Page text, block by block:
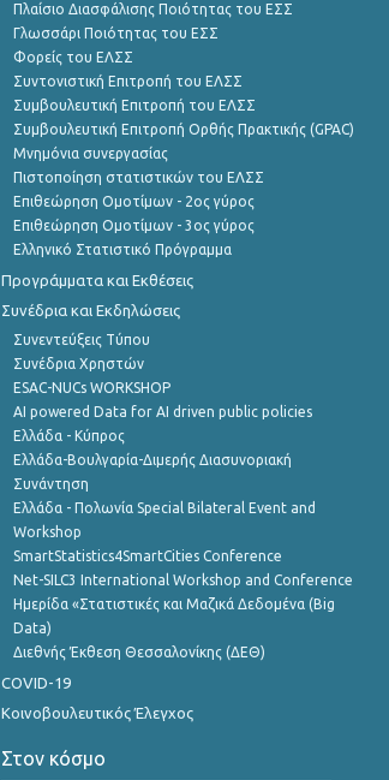
Πλαίσιο Διασφάλισης Ποιότητας του ΕΣΣ
Γλωσσάρι Ποιότητας του ΕΣΣ
Φορείς του ΕΛΣΣ
Συντονιστική Επιτροπή του ΕΛΣΣ
Συμβουλευτική Επιτροπή του ΕΛΣΣ
Συμβουλευτική Επιτροπή Ορθής Πρακτικής (GPAC)
Μνημόνια συνεργασίας
Πιστοποίηση στατιστικών του ΕΛΣΣ
Επιθεώρηση Ομοτίμων - 2ος γύρος
Επιθεώρηση Ομοτίμων - 3ος γύρος
Ελληνικό Στατιστικό Πρόγραμμα
Προγράμματα και Εκθέσεις
Συνέδρια και Εκδηλώσεις
Συνεντεύξεις Τύπου
Συνέδρια Χρηστών
ESAC-NUCs WORKSHOP
AI powered Data for AI driven public policies
Ελλάδα - Κύπρος
Ελλάδα-Βουλγαρία-Διμερής Διασυνοριακή
Συνάντηση
Ελλάδα - Πολωνία Special Bilateral Event and
Workshop
SmartStatistics4SmartCities Conference
Net-SILC3 International Workshop and Conference
Ημερίδα «Στατιστικές και Μαζικά Δεδομένα (Big
Data)
Διεθνής Έκθεση Θεσσαλονίκης (ΔΕΘ)
COVID-19
Κοινοβουλευτικός Έλεγχος
Στον κόσμο